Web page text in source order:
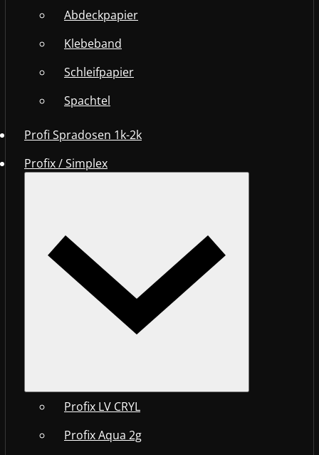
Abdeckpapier
Klebeband
Schleifpapier
Spachtel
Profi Spradosen 1k-2k
Profix / Simplex
Profix LV CRYL
Profix Aqua 2g